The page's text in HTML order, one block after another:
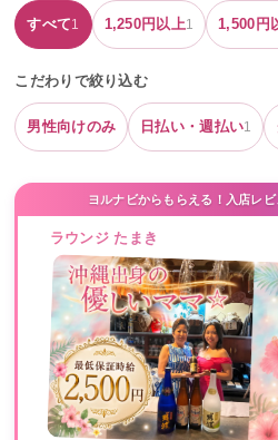
すべて1 1,250円以上1 1,500 円
こだわりで絞り込む
男性向けのみ 日払い・週払い1
ヨルナビからもらえる！入店レ
ラウンジ たまき